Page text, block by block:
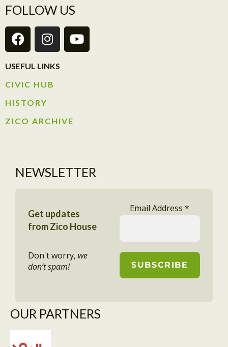
FOLLOW US
USEFUL LINKS
CIVIC HUB​
HISTORY​
ZICO ARCHIVE
NEWSLETTER
Get updates
from Zico House
Don't worry, we
don’t spam!
Email Address*
OUR PARTNERS